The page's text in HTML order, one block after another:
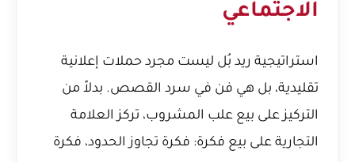
الاجتماعي
استراتيجية ريد بُل ليست مجرد حملات إعلانية
تقليدية، بل هي فن في سرد القصص. بدلاً من
التركيز على بيع علب المشروب، تركز العلامة
التجارية على بيع فكرة: فكرة تجاوز الحدود، فكرة